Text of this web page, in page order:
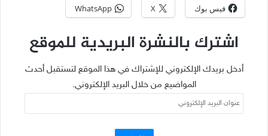
فيس بوك X
WhatsApp
اشترك بالنشرة البريدية للموقع
أدخل بريدك الإلكتروني للإشتراك في هذا الموقع لتستقبل أحدث
المواضيع من خلال البريد الإلكتروني.
عنوان
البريد